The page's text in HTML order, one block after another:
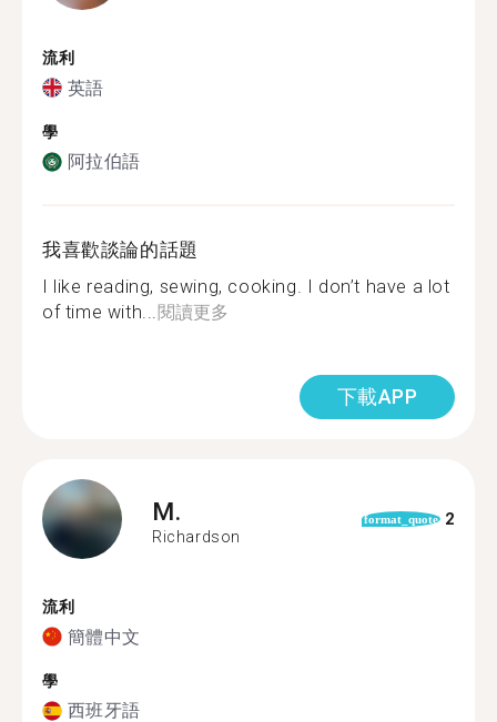
流利
英語
學
阿拉伯語
我喜歡談論的話題
I like reading, sewing, cooking. I don’t have a lot
of time with...閱讀更多
下載APP
M.
Richardson
format_quote 2
流利
簡體中文
學
西班牙語